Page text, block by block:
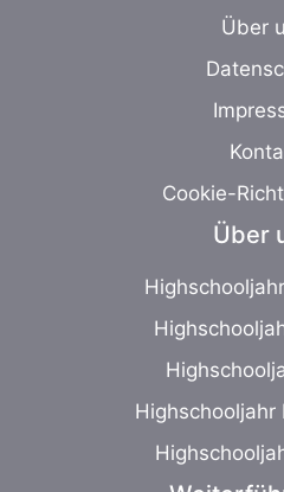
Über
Cookie-
Über
Highschooljahr